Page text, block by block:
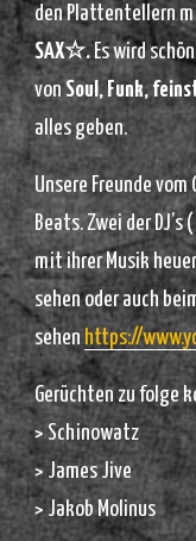
den Plattentellern
SAX☆. Es wird
von Soul, Funk,
alles geben.
Unsere Freunde
Beats. Zwei der DJ’s (
mit ihrer Musik heuer
sehen oder auch
sehen https://
Gerüchtenzu folge
> Schinowatz
> James Jive
> Jakob Molinus